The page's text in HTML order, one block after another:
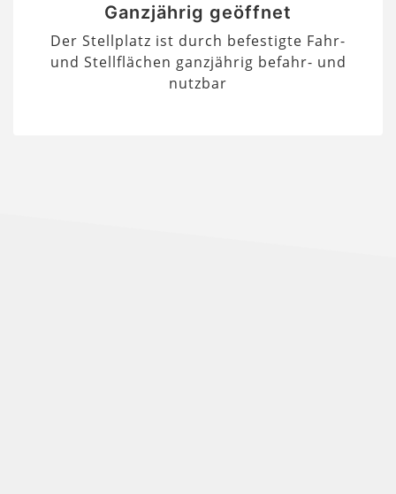
Ganzjährig geöffnet
Der Stellplatz ist durch befestigte Fahr-
und Stellflächen ganzjährig befahr- und
nutzbar